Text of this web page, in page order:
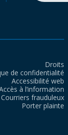
Droits
de confidentialité
Accessibilité web
à l’information
Courriers frauduleux
Porter plainte